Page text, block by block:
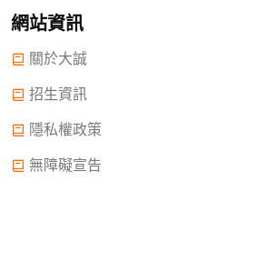
網站資訊
關於大誠
招生資訊
隱私權政策
無障礙宣告